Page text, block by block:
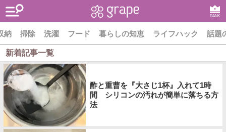
RANK
納 掃除 洗濯 フード 暮らしの知恵 ライフハック 話題
新着記事一覧
酢と重曹を『大さじ1杯』入れて1時
間 シリコンの汚れが簡単に落ちる方
法